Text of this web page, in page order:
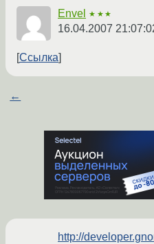
Envel ★★★
16.04.2007
Ссылка
←
http://